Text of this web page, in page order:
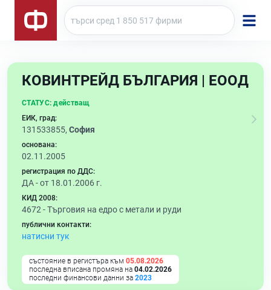
КОВИНТРЕЙД БЪЛГАРИЯ | ЕООД
СТАТУС: действащ
ЕИК, град:
131533855, София
основана:
02.11.2005
регистрация по ДДС:
ДА - от 18.01.2006 г.
КИД 2008:
4672 -Търговия на едро с метали и руди
публични контакти:
натисни тук
състояние в регистъра към 05.08.2026
последна вписана промяна на 04.02.2026
последни финансови данни за 2023